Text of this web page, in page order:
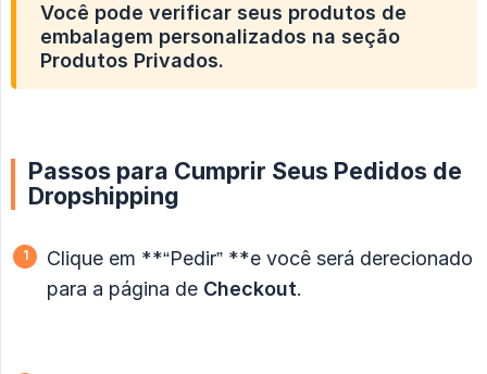
Você pode verificar seus produtos de
embalagem personalizados na seção
Produtos Privados.
Passos para Cumprir Seus Pedidos de
Dropshipping
Clique em **“Pedir” **e você será derecionado
para a página de Checkout.